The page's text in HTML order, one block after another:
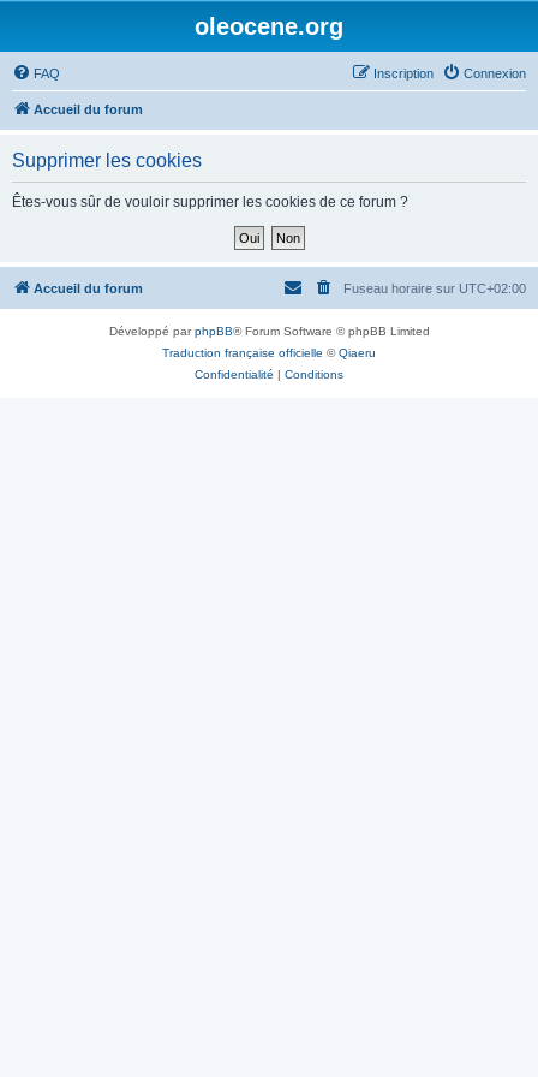
oleocene.org
FAQ Connexion
Inscription
Accueil du forum
Supprimer les cookies
Êtes-vous sûr de vouloir supprimer les cookies de ce forum ?
Accueil du forum Fuseau horaire sur UTC+02:00
Développé parphpBB® Forum Software © phpBB Limited
Traduction française officielle ©Qiaeru
Confidentialité | Conditions